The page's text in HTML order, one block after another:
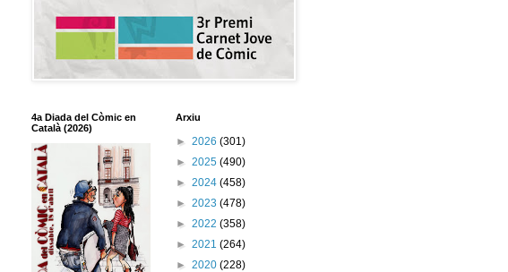
4a Diada del Còmic en
Català (2026)
Arxiu
► 2026 (301)
► 2025 (490)
► 2024 (458)
► 2023 (478)
► 2022 (358)
► 2021 (264)
► 2020 (228)